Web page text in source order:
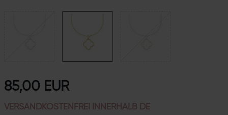
85,00 EUR
VERSANDKOSTENFREI INNERHALB DE